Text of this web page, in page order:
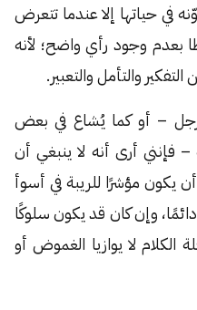
في حياتها إلا عندما تتعرض
وجود رأي واضح؛ لأنه
والتأمل والتعبير.
– أو كما يُشاع في بعض
أرى أنه لا ينبغي أن
يكون مؤشرًا للريبة في أسوأ
وإن كان قد يكون سلوكًا
الكلام لا يوازيا الغموض أو